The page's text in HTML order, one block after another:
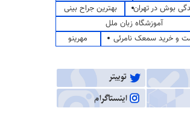
بوش در تهران
بهترین جراح بینی
آموزشگاه زبان ملل
و خرید سمعک نامرئی
مهرینو